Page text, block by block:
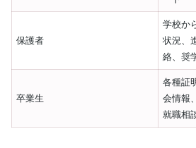
保護者
学校か
状況、
絡、奨
卒業生
各種証
会情報
就職相